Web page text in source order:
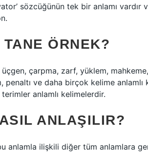
sözcüğünün tek bir anlamı vardır
ÖRNEK?
çarpma, zarf, yüklem,
penaltı ve daha birçok kelime
anlamlı kelimelerdir.
ANLAŞILIR?
anlamla ilişkili diğer tüm anlamlara